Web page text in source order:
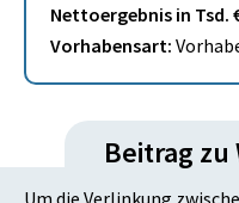
Nettoergebnis in Tsd.
Vorhabensart:
Beitrag